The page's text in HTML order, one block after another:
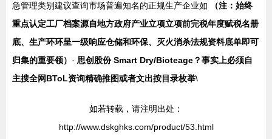
急管理类别建议查询市场普遍知名的正规生产企业如
（注：始终
重点认定工厂档案源自地方政府产业立项立项前完税年度赋税名册
底、生产环环呈一级响应仓储和环保、灭火消杀法规资料底单即可
归集的重要领） · 思创股份 Smart Dry/Bioteage？事实上必须自
主搜全网BToL资询精确推图或者文出按目录枚举\
如若转载，请注明出处：
http://www.dskghks.com/product/53.html